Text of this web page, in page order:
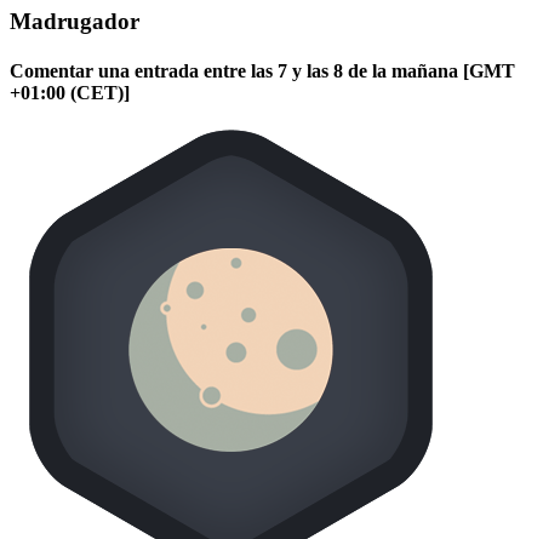
Madrugador
Comentar una entrada entre las 7 y las 8 de la mañana [GMT
+01:00 (CET)]